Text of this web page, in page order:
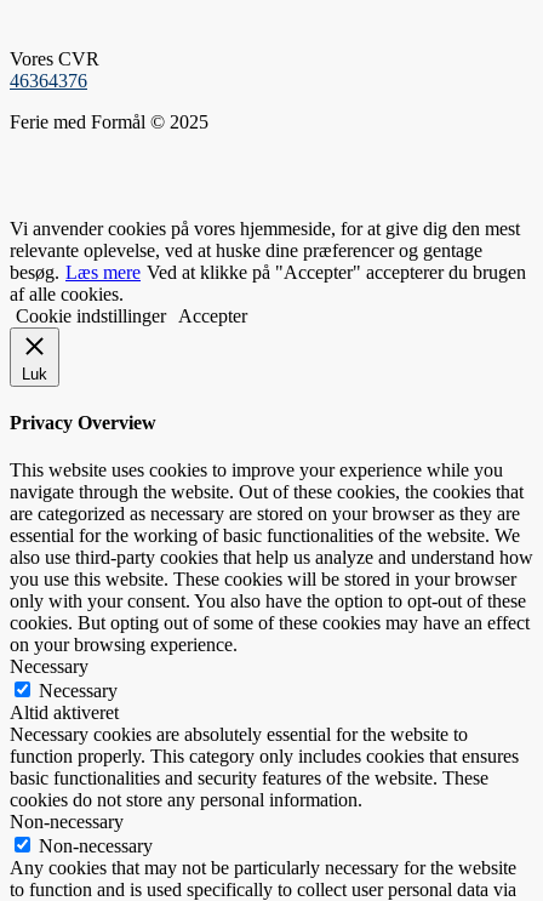
Vores CVR
46364376
Ferie med Formål © 2025
Vi anvender cookies på vores hjemmeside, for at give dig den mest
relevante oplevelse, ved at huske dine præferencer og gentage
besøg. Læs mere Ved at klikke på "Accepter" accepterer du brugen
af alle cookies.
Cookie indstillinger
Accepter
Luk
Privacy Overview
This website uses cookies to improve your experience while you
navigate through the website. Out of these cookies, the cookies that
are categorized as necessary are stored on your browser as they are
essential for the working of basic functionalities of the website. We
also use third-party cookies that help us analyze and understand how
you use this website. These cookies will be stored in your browser
only with your consent. You also have the option to opt-out of these
cookies. But opting out of some of these cookies may have an effect
on your browsing experience.
Necessary
Necessary
Altid aktiveret
Necessary cookies are absolutely essential for the website to
function properly. This category only includes cookies that ensures
basic functionalities and security features of the website. These
cookies do not store any personal information.
Non-necessary
Non-necessary
Any cookies that may not be particularly necessary for the website
to function and is used specifically to collect user personal data via